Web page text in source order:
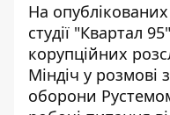
На
студії "Квартал
корупційних
Міндіч у розмові
оборони